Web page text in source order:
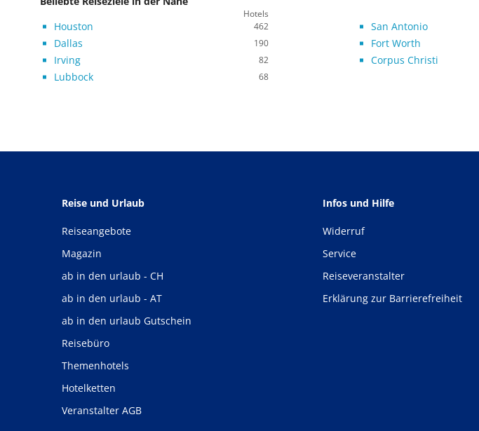
Hotels
Houston 462 San Antonio
Dallas 190 Fort Worth
Irving 82 Corpus Christi
Lubbock 68
Reise und Urlaub
Reiseangebote
Magazin
ab in den urlaub - CH
ab in den urlaub - AT
ab in den urlaub Gutschein
Reisebüro
Themenhotels
Hotelketten
Veranstalter AGB
Infos und Hilfe
Widerruf
Service
Reiseveranstalter
Erklärung zur Barrierefreiheit